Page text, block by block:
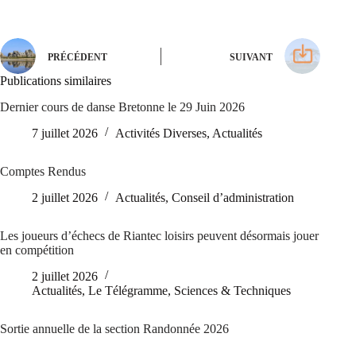
PRÉCÉDENT SUIVANT
Publications similaires
Dernier cours de danse Bretonne le 29 Juin 2026
7 juillet 2026
Activités Diverses, Actualités
Comptes Rendus
2 juillet 2026
Actualités, Conseil d’administration
Les joueurs d’échecs de Riantec loisirs peuvent désormais jouer
en compétition
2 juillet 2026
Actualités, Le Télégramme, Sciences & Techniques
Sortie annuelle de la section Randonnée 2026